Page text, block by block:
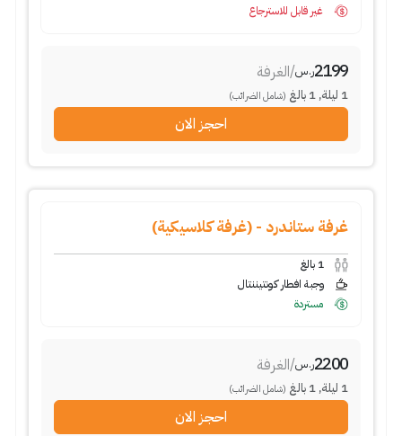
غير قابل للاسترجاع
2199ر.س/الغرفة
1 ليلة,
1 بالغ (شامل الضرائب)
احجز الان
غرفة ستاندرد - (غرفة كلاسيكية)
1 بالغ
وجبة افطار كونتيننتال
مستردة
2200ر.س/الغرفة
1 ليلة,
1 بالغ (شامل الضرائب)
احجز الان